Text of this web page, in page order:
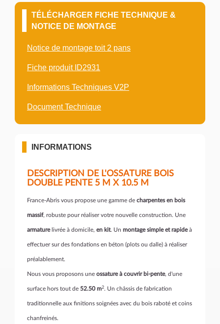
TÉLÉCHARGER FICHE TECHNIQUE &
NOTICE DE MONTAGE
Notice de montage toit 2 pans
Fiche produit ID2931
Informations Techniques V2P
Document Technique
INFORMATIONS
DESCRIPTION DE L'OSSATURE BOIS
DOUBLE PENTE 5 M X 10.5 M
France-Abris vous propose une gamme de charpentes en bois
massif, robuste pour réaliser votre nouvelle construction. Une
armature livrée à domicile, en kit. Un montage simple et rapideà
effectuer sur des fondations en béton (plots ou dalle) à réaliser
préalablement.
Nous vous proposons une ossature à couvrir bi-pente, d'une
surface hors tout de 52.50 m2. Un châssis de fabrication
traditionnelle aux finitions soignées avec du bois raboté et coins
chanfreinés.